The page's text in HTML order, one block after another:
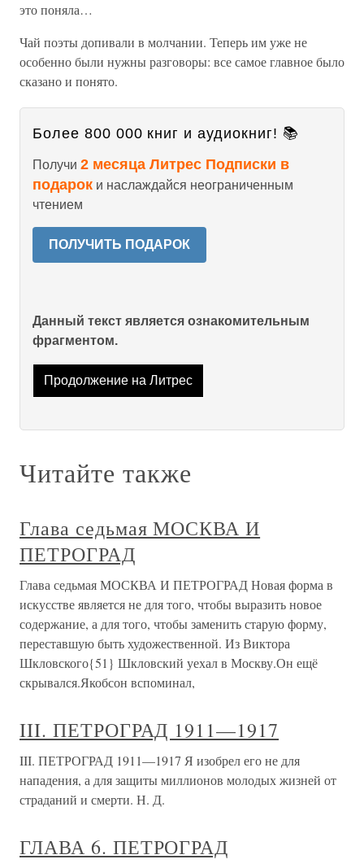
это поняла…
Чай поэты допивали в молчании. Теперь им уже не
особенно были нужны разговоры: все самое главное было
сказано и понято.
Более 800 000 книг и аудиокниг! 📚
Получи 2 месяца Литрес Подписки в
подарок и наслаждайся неограниченным
чтением
ПОЛУЧИТЬ ПОДАРОК
Данный текст является ознакомительным
фрагментом.
Продолжение на Литрес
Читайте также
Глава седьмая МОСКВА И
ПЕТРОГРАД
Глава седьмая МОСКВА И ПЕТРОГРАД Новая форма в
искусстве является не для того, чтобы выразить новое
содержание, а для того, чтобы заменить старую форму,
переставшую быть художественной. Из Виктора
Шкловского{51} Шкловский уехал в Москву.Он ещё
скрывался.Якобсон вспоминал,
III. ПЕТРОГРАД 1911—1917
III. ПЕТРОГРАД 1911—1917 Я изобрел его не для
нападения, а для защиты миллионов молодых жизней от
страданий и смерти. Н. Д.
ГЛАВА 6. ПЕТРОГРАД